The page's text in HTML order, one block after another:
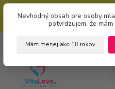
bez úvodzoviek). Zľavový kód
políčka: "mám
Nevhodný obsah pre osoby
potvrdzujem, že
Mám menej ako 18 rokov
+421 951 733 848
(Po-Pia, 8-16 hod.)